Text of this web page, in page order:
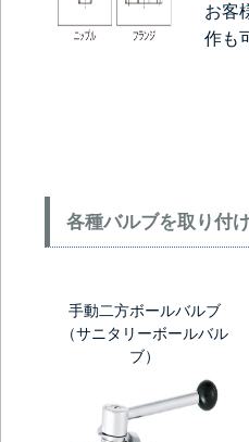
お客
作も
各種バルブを取り付
手動二方ボールバルブ
（サニタリーボールバル
ブ）